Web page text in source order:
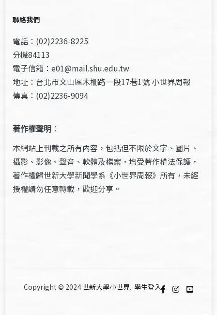
聯絡我們
電話：(02)2236-8225
分機84113
電子信箱：e01@mail.shu.edu.tw
地址：台北市文山區木柵路一段17巷1號 小世界周報
傳真：(02)2236-9094
著作權聲明 ：
本網站上刊載之所有內容，包括但不限於文字、圖片、
攝影、影像、聲音、軟體及檔案，均受著作權法保護，
著作權歸世新大學新聞學系《小世界周報》所有，未經
授權請勿任意轉載，歡迎分享。
Copyright © 2024 世新大學小世界. 學生登入